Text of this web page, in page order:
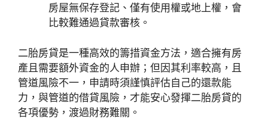
房屋無保存登記、僅有使用權或地上權，會
比較難通過貸款審核。
二胎房貸是一種高效的籌措資金方法，適合擁有房
產且需要額外資金的人申辦；但因其利率較高，且
管道風險不一，申請時須謹慎評估自己的還款能
力，與管道的借貸風險，才能安心發揮二胎房貸的
各項優勢，渡過財務難關。